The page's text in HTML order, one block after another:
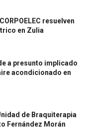
resuelven
en Zulia
a presunto implicado
acondicionado en
de Braquiterapia
Fernández Morán